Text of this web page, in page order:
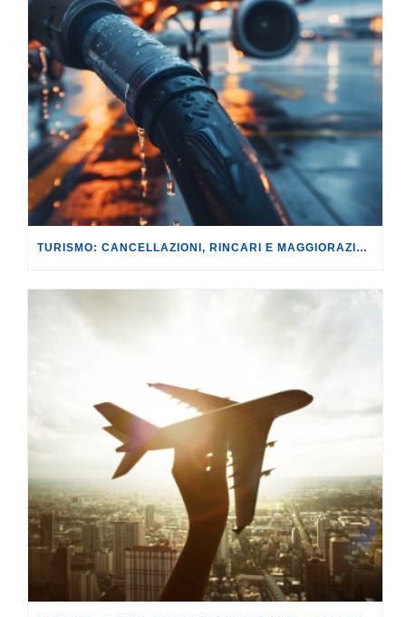
TURISMO: CANCELLAZIONI, RINCARI E MAGGIORAZIONI DI VOLI E PRENOTAZIONI.